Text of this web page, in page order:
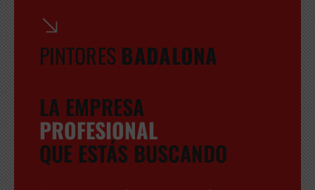
PINTORES BADALONA
LA EMPRESA
PROFESIONAL
QUE ESTÁS BUSCANDO